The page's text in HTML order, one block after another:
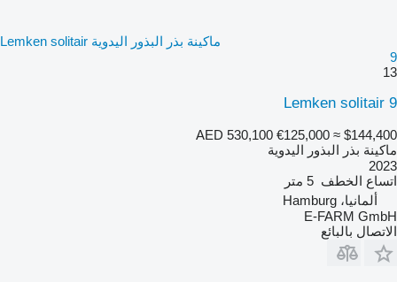
ماكينة بذر البذور اليدوية Lemken solitair
9
13
Lemken solitair 9
AED 530,100 €125,000 ≈ $144,400
ماكينة بذر البذور اليدوية
2023
اتساع الخطف 5 متر
ألمانيا، Hamburg
E-FARM GmbH
الاتصال بالبائع